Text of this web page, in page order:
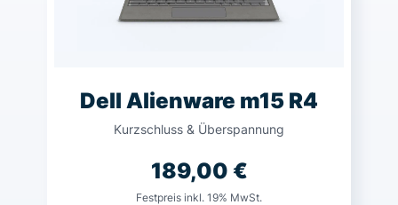
Dell Alienware m15 R4
Kurzschluss & Überspannung
189,00 €
Festpreis inkl. 19% MwSt.